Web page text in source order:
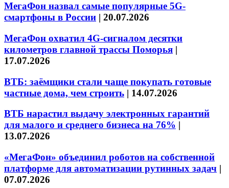
МегаФон назвал самые популярные 5G-
смартфоны в России | 20.07.2026
МегаФон охватил 4G-сигналом десятки
километров главной трассы Поморья |
17.07.2026
ВТБ: заёмщики стали чаще покупать готовые
частные дома, чем строить | 14.07.2026
ВТБ нарастил выдачу электронных гарантий
для малого и среднего бизнеса на 76% |
13.07.2026
«МегаФон» объединил роботов на собственной
платформе для автоматизации рутинных задач |
07.07.2026